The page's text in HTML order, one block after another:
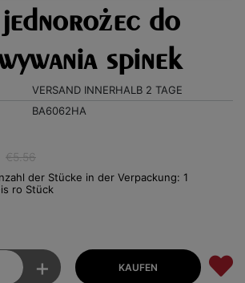
do
spinek
VERSAND INNERHALB 2 TAGE
BA6062HA
€5.56
der Stücke in der Verpackung: 1
ro Stück
+